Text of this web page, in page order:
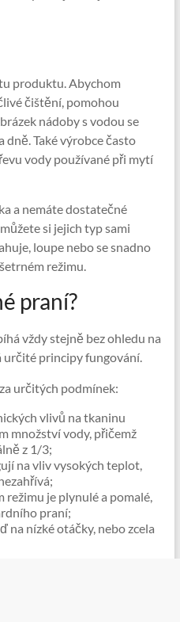
produktu. Abychom
čištění, pomohou
nádoby s vodou se
Také výrobce často
vody používané při mytí
a nemáte dostatečné
si jejich typ sami
loupe nebo se snadno
režimu.
praní?
vždy stejně bez ohledu na
určité principy fungování.
určitých podmínek:
vlivů na tkaninu
množství vody, přičemž
z 1/3;
na vliv vysokých teplot,
je plynulé a pomalé,
praní;
na nízké otáčky, nebo zcela